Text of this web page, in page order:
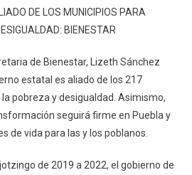
DE LOS MUNICIPIOS PARA
BIENESTAR
de Bienestar, Lizeth Sánchez
estatal es aliado de los 217
pobreza y desigualdad. Asimismo,
seguirá firme en Puebla y
de vida para las y los poblanos.
de 2019 a 2022, el gobierno de